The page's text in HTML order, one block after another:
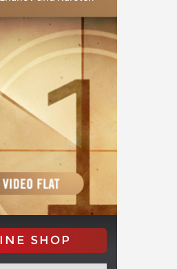
SHOP